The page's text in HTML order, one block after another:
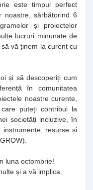
este timpul perfect
noastre, sărbătorind 6
și proiectelor
lucruri minunate de
vă ținem la curent cu
și să descoperiți cum
în comunitatea
noastre curente,
puteți contribui la
societăți incluzive, în
resurse și
luna octombrie!
și a vă implica.